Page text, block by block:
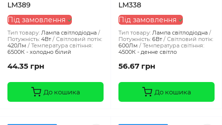
LM389
Під замовлення
Тип товару: Лампа світлодіодна
Потужність: 4Вт
Світловий потік:
420Лм
Температура світіння:
6500К - холодно білий
44.35 грн
До кошика
LM338
Під замовлення
Тип товару: Лампа світлодіодна
Потужність: 6Вт
Світловий потік:
600Лм
Температура світіння:
4500К - денне світло
56.67 грн
До кошика